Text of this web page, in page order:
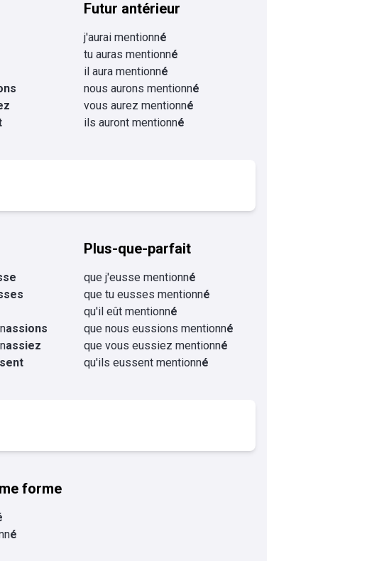
Futur antérieur
j'aurai mentionné
tu auras mentionné
il aura mentionné
nous aurons mentionné
vous aurez mentionné
ils auront mentionné
assions
assiez
Plus-que-parfait
que j'eusse mentionné
que tu eusses mentionné
qu'il eût mentionné
que nous eussions mentionné
que vous eussiez mentionné
qu'ils eussent mentionné
forme
é